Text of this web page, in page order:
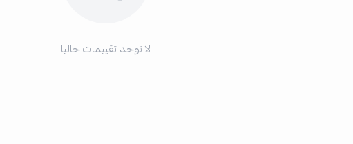
لا توجد تقييمات حاليا